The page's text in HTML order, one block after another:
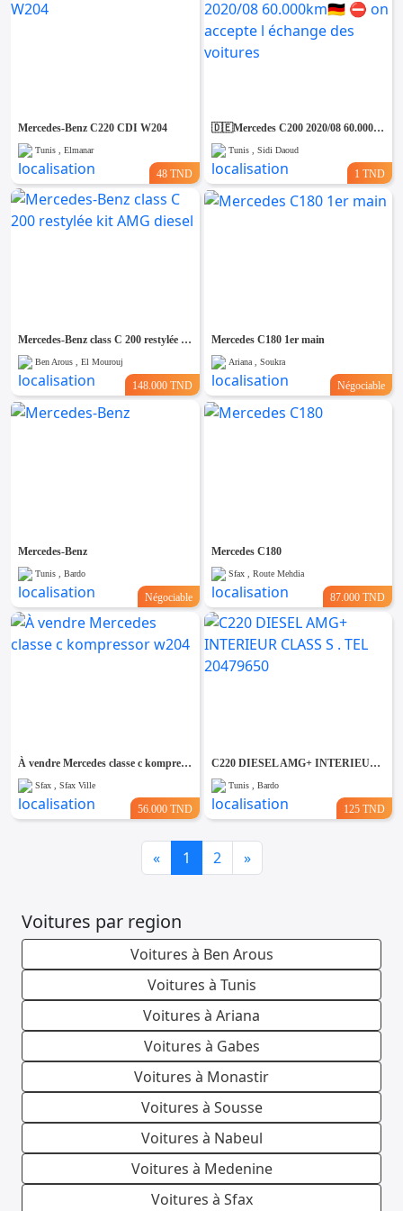
Mercedes-Benz C220 CDI W204
Tunis , Elmanar
48 TND
🇩🇪Mercedes C200 2020/08 60.000km🇩🇪 ⛔️ on accepte l échange des voitures
Tunis , Sidi Daoud
1 TND
Mercedes-Benz class C 200 restylée kit AMG diesel
Ben Arous , El Mourouj
148.000 TND
Mercedes C180 1er main
Ariana , Soukra
Négociable
Mercedes-Benz
Tunis , Bardo
Négociable
Mercedes C180
Sfax , Route Mehdia
87.000 TND
À vendre Mercedes classe c kompressor w204
Sfax , Sfax Ville
56.000 TND
C220 DIESEL AMG+ INTERIEUR CLASS S . TEL 20479650
Tunis , Bardo
125 TND
«Previous
1 2 »Next
Voitures par region
Voitures à Ben Arous
Voitures à Tunis
Voitures à Ariana
Voitures à Gabes
Voitures à Monastir
Voitures à Sousse
Voitures à Nabeul
Voitures à Medenine
Voitures à Sfax